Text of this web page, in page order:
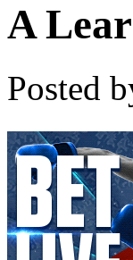
A
Posted